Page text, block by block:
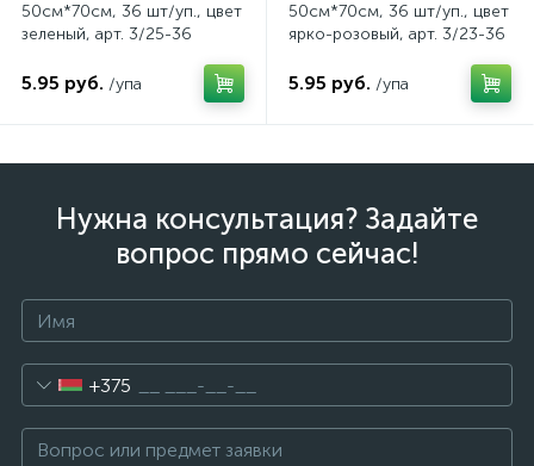
50см*70см, 36 шт/уп., цвет
зеленый, арт. 3/25-36
5.95 руб. /упа
50см*70см, 36 шт/уп., цвет
ярко-розовый, арт. 3/23-36
5.95 руб. /упа
Нужна консультация? Задайте
вопрос прямо сейчас!
+375